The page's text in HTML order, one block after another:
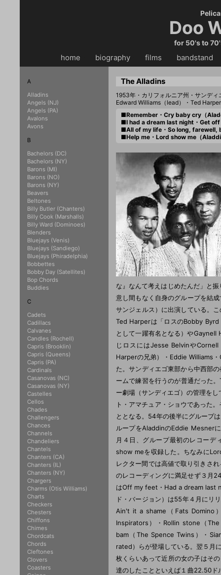
Doo
for 50's to
home biography・・ films bandstand
The Alladins
1953年・カリフォルニア州・サンデ
Edward Williams（lead）・Ted
■Remember・Cry baby cry（
■I had a dream last night・Get
■All of my life・So long,
■Help me・Lord show me（
な』なんて考えはじめたんだ」と
意し間もなく自身のグループを結
サンジェルス）に出演している。
Ted Harperは「ロスのBobby
として一躍有名となる）やGaynell
じロスにはJesse Belvinや
Harperの兄弟）・Eddie Williams
た。サンディエゴ東部から中西部
ームで練習を行うのが普通だった
ー劇場（サンディエゴ）の管理を
ト・アマチュア・ショウであった
ととなる。54年の後半にグループ
ループをAladdinのEddie Mesner
月４日、グループ最初のレコー
show meを収録した。ちなみに
レクター間では高値で取り引きさ
のレコーディングに満足せず３月
はOff my feet・Had a dream last
ド・バージョン）は55年４月にリ
Ain't it a shame（Fats Domino
Inspirators）・Rollin stone（
bam（The Spence Twins）・
rated）らが登場している。翌５月
枚くらいあって近所の女の子はそ
達のしたことといえば１曲22.50
A
Alladins
Angels (NJ)
Angels (PA)
Avalons
Avons
B
Bachelors (DC)
Bachelors (NY)
Barons (MI)
Barons (NO)
Barons (NY)
Beavers
Beltones
Billy Butler (Chanters)
Billy Cook (Marshalls)
Billy Ward (Dominoes)
Blenders
Bluejays (Venis)
Bluejays (Sandiego)
Bluejays (Phiradelphia)
Bobbettes
Bobby Day (Satellites)
Bop Chords
Buddies
C
Cadets
Cadillacs
Calvanes
Candles (Rochell)
Capris (Brooklin)
Capris (Queens)
Capris (PA)
Cardinals
Casanovas (NC)
Casanovas (NY)
Castelles
Cellos
Chades
Challengers
Chances
Channels
Chandeliers
Chantels
Chanters (CA)
Chanters (IL)
Chanters (NY)
Chargers
Charms (Otis Williams)
Charts
Checkers
Chesters
Chiffons
Chimes
Chordcats
Chords
Cleftones
Clovers
Coasters